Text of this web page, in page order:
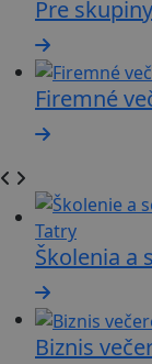
Pre skupiny
Firemné
Školenia a
Biznis